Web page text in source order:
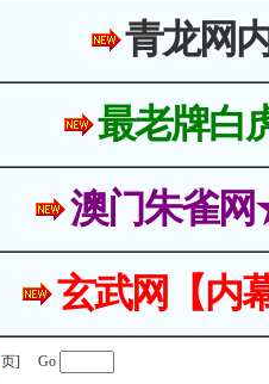
青龙网
最老牌白
澳门朱雀
玄武网【内
页] Go